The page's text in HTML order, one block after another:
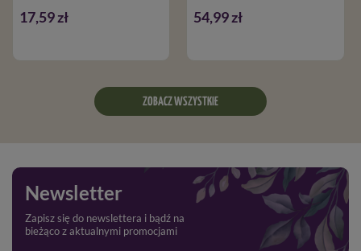
17,59 zł 54,99 zł
ZOBACZ WSZYSTKIE
Newsletter
Zapisz się do newslettera i bądź na
bieżąco z aktualnymi promocjami